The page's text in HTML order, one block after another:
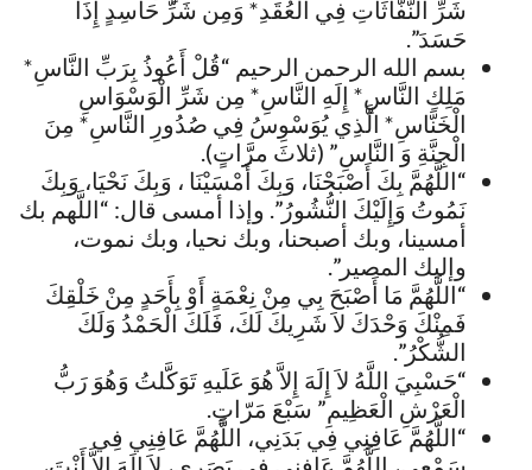
شَرِّ النَّفَّاثَاتِ فِي الْعُقَدِ* وَمِن شَرِّ حَاسِدٍ إِذَا
حَسَدَ”.
بسم الله الرحمن الرحيم “قُلْ أَعُوذُ بِرَبِّ النَّاسِ*
مَلِكِ النَّاسِ* إِلَهِ النَّاسِ* مِن شَرِّ الْوَسْوَاسِ
الْخَنَّاسِ* الَّذِي يُوَسْوِسُ فِي صُدُورِ النَّاسِ* مِنَ
الْجِنَّةِ وَ النَّاسِ” (ثلاثَ مرَّاتٍ).
“اللَّهُمَّ بِكَ أَصْبَحْنَا، وَبِكَ أَمْسَيْنَا ، وَبِكَ نَحْيَا، وَبِكَ
نَمُوتُ وَإِلَيْكَ النُّشُورُ”. وإذا أمسى قال: “اللَّهم بك
أمسينا، وبك أصبحنا، وبك نحيا، وبك نموت،
وإليك المصير”.
“اللَّهُمَّ مَا أَصْبَحَ بِي مِنْ نِعْمَةٍ أَوْ بِأَحَدٍ مِنْ خَلْقِكَ
فَمِنْكَ وَحْدَكَ لاَ شَرِيكَ لَكَ، فَلَكَ الْحَمْدُ وَلَكَ
الشُّكْرُ”.
“حَسْبِيَ اللَّهُ لاَ إِلَهَ إِلاَّ هُوَ عَلَيهِ تَوَكَّلتُ وَهُوَ رَبُّ
الْعَرْشِ الْعَظِيمِ” سَبْعَ مَرّاتٍ.
“اللَّهُمَّ عَافِنِي فِي بَدَنِي، اللَّهُمَّ عَافِنِي فِي